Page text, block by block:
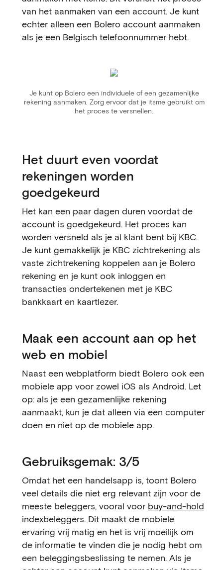
van het aanmaken van een account. Je kunt
echter alleen een Bolero account aanmaken
als je een Belgisch telefoonnummer hebt.
Je kunt op Bolero een individuele of een gezamenlijke
rekening aanmaken. Zorg ervoor dat je itsme gebruikt om
het proces te versnellen.
Het duurt even voordat
rekeningen worden
goedgekeurd
Het kan een paar dagen duren voordat de
account is goedgekeurd. Het proces kan
worden versneld als je al klant bent bij KBC.
Je kunt gemakkelijk je KBC zichtrekening als
vaste zichtrekening koppelen aan je Bolero
rekening en je kunt ook inloggen en
transacties ondertekenen met je KBC
bankkaart en kaartlezer.
Maak een account aan op het
web en mobiel
Naast een webplatform biedt Bolero ook een
mobiele app voor zowel iOS als Android. Let
op: als je een gezamenlijke rekening
aanmaakt, kun je dat alleen via een computer
doen en niet op de mobiele app.
Gebruiksgemak: 3/5
Omdat het een handelsapp is, toont Bolero
veel details die niet erg relevant zijn voor de
meeste beleggers, vooral voor buy-and-hold
indexbeleggers. Dit maakt de mobiele
ervaring vrij matig en het is vrij moeilijk om
de informatie te vinden die je nodig hebt om
een beleggingsbeslissing te nemen. Als je